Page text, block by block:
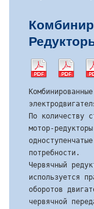
По количеству
мотор-
потребности.
Червячный
используется
оборотов
червячной